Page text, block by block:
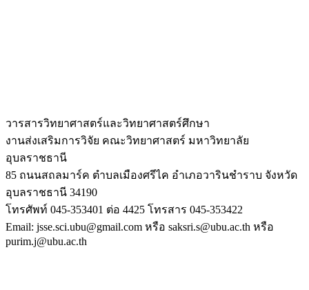
วารสารวิทยาศาสตร์และวิทยาศาสตร์ศึกษา
งานส่งเสริมการวิจัย คณะวิทยาศาสตร์ มหาวิทยาลัย
อุบลราชธานี
85 ถนนสถลมาร์ค ตำบลเมืองศรีไค อำเภอวารินชำราบ จังหวัด
อุบลราชธานี 34190
โทรศัพท์ 045-353401 ต่อ 4425 โทรสาร 045-353422
Email: jsse.sci.ubu@gmail.com หรือ saksri.s@ubu.ac.th หรือ
purim.j@ubu.ac.th